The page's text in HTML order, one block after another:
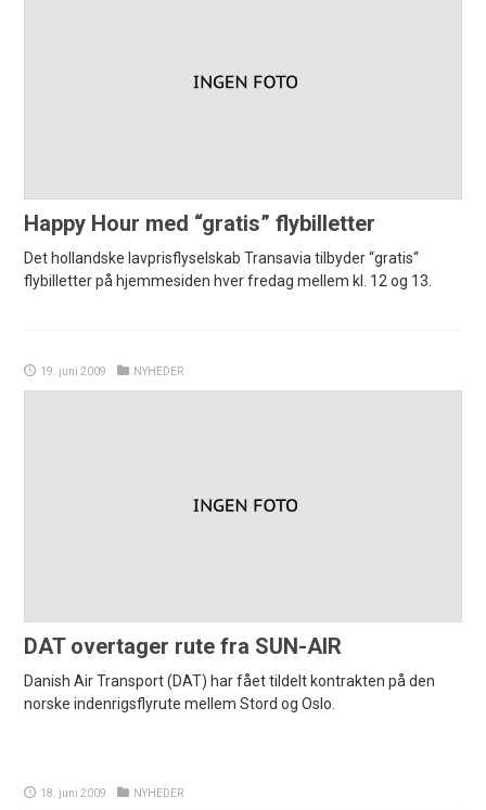
Happy Hour med “gratis” flybilletter
Det hollandske lavprisflyselskab Transavia tilbyder “gratis“
flybilletter på hjemmesiden hver fredag mellem kl. 12 og 13.
19. juni 2009 NYHEDER
DAT overtager rute fra SUN-AIR
Danish Air Transport (DAT) har fået tildelt kontrakten på den
norske indenrigsflyrute mellem Stord og Oslo.
18. juni 2009 NYHEDER